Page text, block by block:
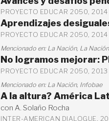
PROYECTO EDUCAR 2050, 2014
Aprendizajes
PROYECTO EDUCAR 2050, 2014
Mencionado en: La Nación, La Nación
No logramos mejorar:
PROYECTO EDUCAR 2050, 2013
Mencionado en: La Nación, Infobae
A la altura? América
con A. Solaño Rocha
INTER-AMERICAN DIALOGUE,